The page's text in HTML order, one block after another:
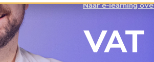
Naar e-learning